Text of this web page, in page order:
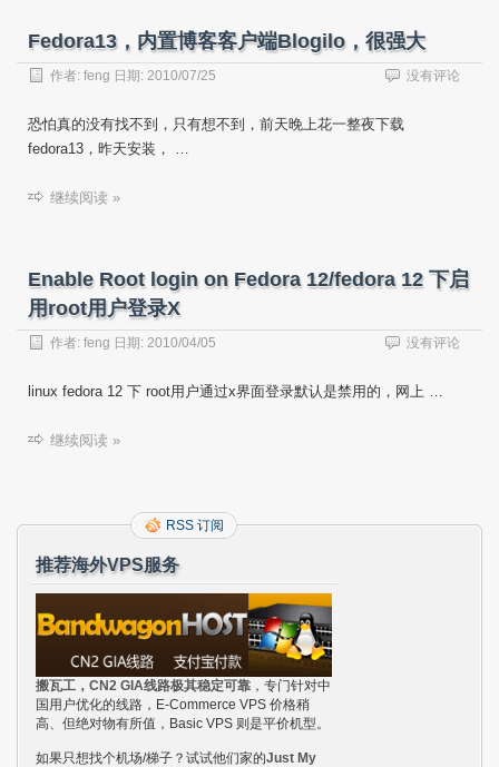
Fedora13，内置博客客户端Blogilo，很强大
作者: feng 日期: 2010/07/25 没有评论
恐怕真的没有找不到，只有想不到，前天晚上花一整夜下载
fedora13，昨天安装， …
继续阅读 »
Enable Root login on Fedora 12/fedora 12 下启
用root用户登录X
作者: feng 日期: 2010/04/05 没有评论
linux fedora 12 下 root用户通过x界面登录默认是禁用的，网上 …
继续阅读 »
RSS 订阅
推荐海外VPS服务
搬瓦工，CN2 GIA线路极其稳定可靠 ，专门针对中
国用户优化的线路，E-Commerce VPS 价格稍
高、但绝对物有所值，Basic VPS 则是平价机型。
如果只想找个机场/梯子？试试他们家的Just My